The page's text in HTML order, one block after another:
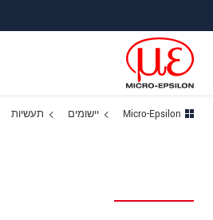
Micro-Epsilon יישומים תעשיות